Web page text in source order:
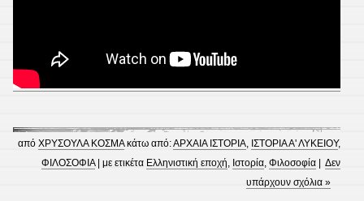
απόΧΡΥΣΟΥΛΑ ΚΟΣΜΑκάτω από:ΑΡΧΑΙΑ ΙΣΤΟΡΙΑ, ΙΣΤΟΡΙΑ Α' ΛΥΚΕΙΟΥ,
ΦΙΛΟΣΟΦΙΑ| με ετικέτα Ελληνιστική εποχή, Ιστορία,Φιλοσοφία |Δεν
υπάρχουν σχόλια »